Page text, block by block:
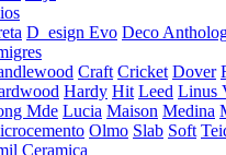
D_esign Evo Deco
Craft Cricket Dover
Hardy Hit Leed Linus
Mde Lucia Maison Medina
Olmo Slab Soft
Ceramica